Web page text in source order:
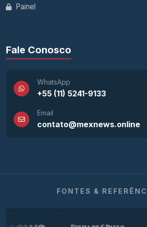
Painel
Fale Conosco
WhatsApp
+55 (11) 5241-9133
Email
contato@mexnews.online
FONTES &